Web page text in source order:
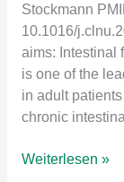
Stockmann
10.1016/
aims: Intestinal
is one of the
in adult
chronic
Advanced
Weiterlesen »